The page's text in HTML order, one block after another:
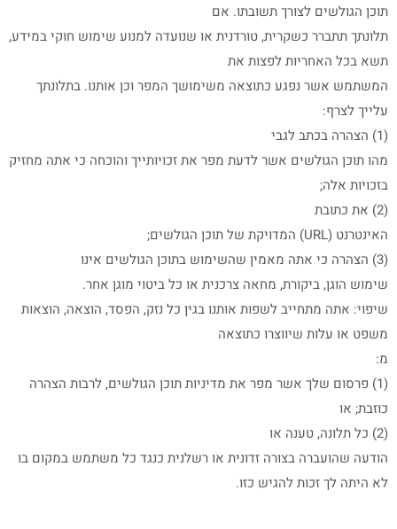
תוכן הגולשים לצורך תשובתו. אם
תלונתך תתברר כשקרית, טורדנית או שנועדה למנוע שימוש חוקי במידע,
תשא בכל האחריות לפצות את
המשתמש אשר נפגע כתוצאה משימושך המפר וכן אותנו. בתלונתך
עלייך לצרף:
(1) הצהרה בכתב לגבי
מהו תוכן הגולשים אשר לדעת מפר את זכויותייך והוכחה כי אתה מחזיק
בזכויות אלה;
(2) את כתובת
האינטרנט (URL) המדויקת של תוכן הגולשים;
(3) הצהרה כי אתה מאמין שהשימוש בתוכן הגולשים אינו
שימוש הוגן, ביקורת, מחאה צרכנית או כל ביטוי מוגן אחר.
שיפוי: אתה מתחייב לשפות אותנו בגין כל נזק, הפסד, הוצאה, הוצאות
משפט או עלות שיווצרו כתוצאה
מ:
(1) פרסום שלך אשר מפר את מדיניות תוכן הגולשים, לרבות הצהרה
כוזבת; או
(2) כל תלונה, טענה או
הודעה שהועברה בצורה זדונית או רשלנית כנגד כל משתמש במקום בו
לא היתה לך זכות להגיש כזו.